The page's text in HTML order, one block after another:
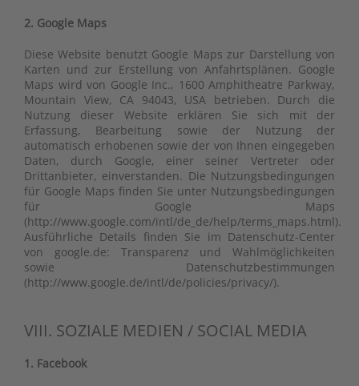
2. Google Maps
Diese Website benutzt Google Maps zur Darstellung von
Karten und zur Erstellung von Anfahrtsplänen. Google
Maps wird von Google Inc., 1600 Amphitheatre Parkway,
Mountain View, CA 94043, USA betrieben. Durch die
Nutzung dieser Website erklären Sie sich mit der
Erfassung, Bearbeitung sowie der Nutzung der
automatisch erhobenen sowie der von Ihnen eingegeben
Daten, durch Google, einer seiner Vertreter oder
Drittanbieter, einverstanden. Die Nutzungsbedingungen
für Google Maps finden Sie unter Nutzungsbedingungen
für Google Maps
(http://www.google.com/intl/de_de/help/terms_maps.html).
Ausführliche Details finden Sie im Datenschutz-Center
von google.de: Transparenz und Wahlmöglichkeiten
sowie Datenschutzbestimmungen
(http://www.google.de/intl/de/policies/privacy/).
VIII. SOZIALE MEDIEN / SOCIAL MEDIA
1. Facebook